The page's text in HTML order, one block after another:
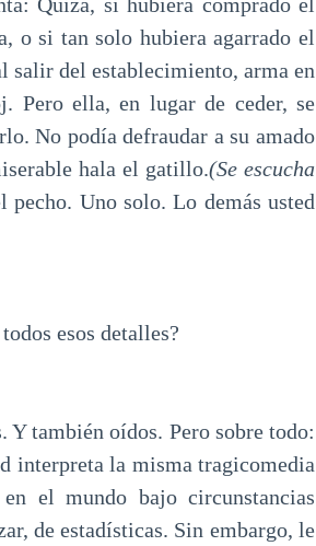
o si tan solo hubiera agarrado el
salir del establecimiento, arma en
Pero ella, en lugar de ceder, se
No podía defraudar a su amado
hala el gatillo.(Se escucha
Uno solo. Lo demás usted
esos detalles?
también oídos. Pero sobre todo:
interpreta la misma tragicomedia
el mundo bajo circunstancias
de estadísticas. Sin embargo, le